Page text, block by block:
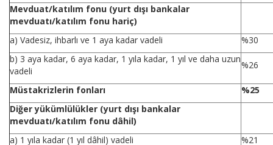
Mevduat/katılım fonu (yurt dışı bankalar
mevduatı/katılım fonu hariç)
a) Vadesiz, ihbarlı ve 1 aya kadar vadeli
%30
b) 3 aya kadar, 6 aya kadar, 1 yıla kadar, 1 yıl ve daha uzun
vadeli
%26
Müstakrizlerin fonları
%25
Diğer yükümlülükler (yurt dışı bankalar
mevduatı/katılım fonu dâhil)
a) 1 yıla kadar (1 yıl dâhil) vadeli
%21